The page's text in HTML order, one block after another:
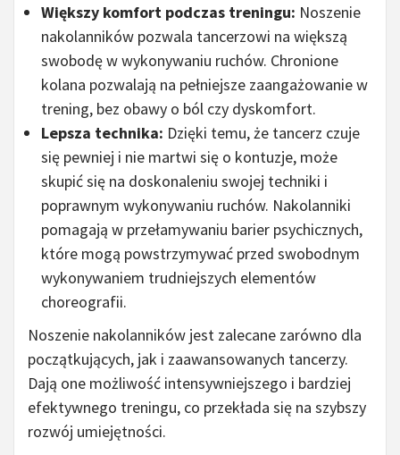
Większy komfort podczas treningu: Noszenie
nakolanników pozwala tancerzowi na większą
swobodę w wykonywaniu ruchów. Chronione
kolana pozwalają na pełniejsze zaangażowanie w
trening, bez obawy o ból czy dyskomfort.
Lepsza technika: Dzięki temu, że tancerz czuje
się pewniej i nie martwi się o kontuzje, może
skupić się na doskonaleniu swojej techniki i
poprawnym wykonywaniu ruchów. Nakolanniki
pomagają w przełamywaniu barier psychicznych,
które mogą powstrzymywać przed swobodnym
wykonywaniem trudniejszych elementów
choreografii.
Noszenie nakolanników jest zalecane zarówno dla
początkujących, jak i zaawansowanych tancerzy.
Dają one możliwość intensywniejszego i bardziej
efektywnego treningu, co przekłada się na szybszy
rozwój umiejętności.